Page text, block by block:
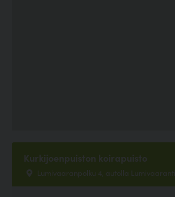
Kurkijoenpuiston koirapuisto
Lumivaaranpolku 4, autolla